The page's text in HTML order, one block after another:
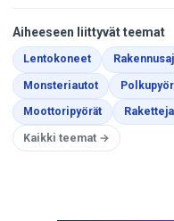
Aiheeseen liittyvät teemat
LentokoneetVärityskuvat
MonsteriautotVärityskuvat
MoottoripyörätVärityskuvat
Raketteja
Kaikki teemat →